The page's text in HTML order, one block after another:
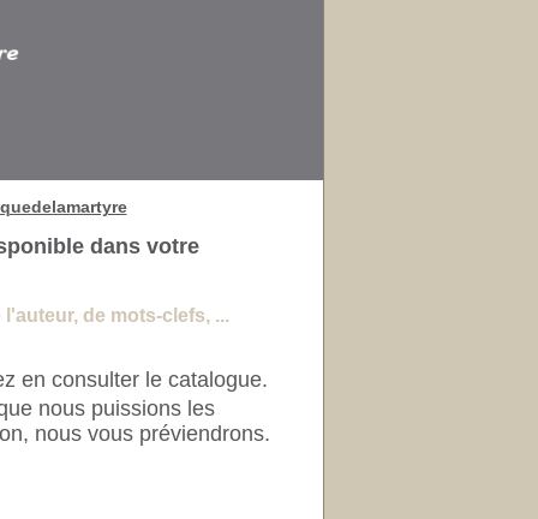
de mots-clefs, ...
en consulter le catalogue.
nous puissions les
nous vous préviendrons.
dans votre